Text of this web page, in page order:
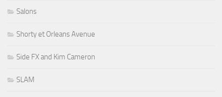
Salons
Shorty et Orleans Avenue
Side FX and Kim Cameron
SLAM